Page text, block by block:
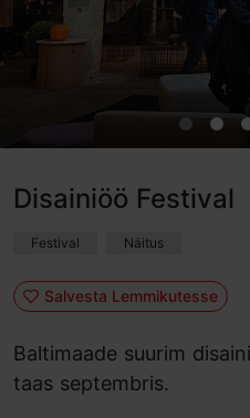
Disainiöö Festival
Festival Näitus
Salvesta Lemmikutesse
Baltimaade suurim
taas septembris.